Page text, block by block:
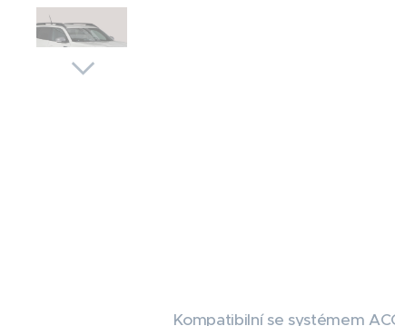
Kompatibilní se systémem